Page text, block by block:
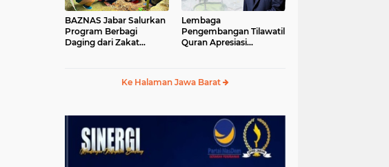
BAZNAS Jabar Salurkan
Program Berbagi
Daging dari Zakat
Lembaga
Pengembangan Tilawatil
Quran Apresiasi
Ke Halaman Jawa Barat